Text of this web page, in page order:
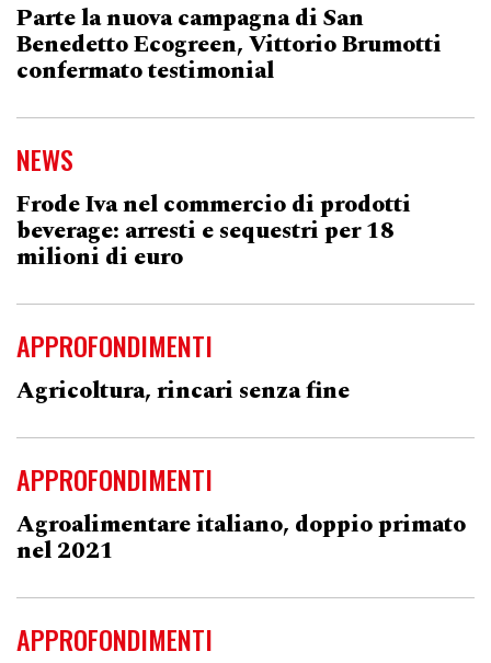
Parte la nuova campagna di San
Benedetto Ecogreen, Vittorio Brumotti
confermato testimonial
NEWS
Frode Iva nel commercio di prodotti
beverage: arresti e sequestri per 18
milioni di euro
APPROFONDIMENTI
Agricoltura, rincari senza fine
APPROFONDIMENTI
Agroalimentare italiano, doppio primato
nel 2021
APPROFONDIMENTI